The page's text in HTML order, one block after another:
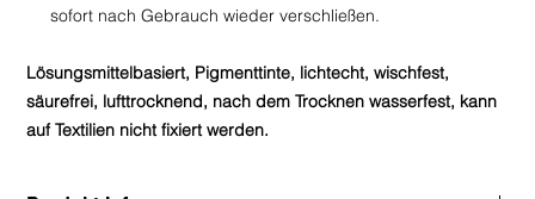
sofort nach Gebrauch wieder verschließen.
Lösungsmittelbasiert, Pigmenttinte, lichtecht, wischfest,
säurefrei, lufttrocknend, nach dem Trocknen wasserfest, kann
auf Textilien nicht fixiert werden.